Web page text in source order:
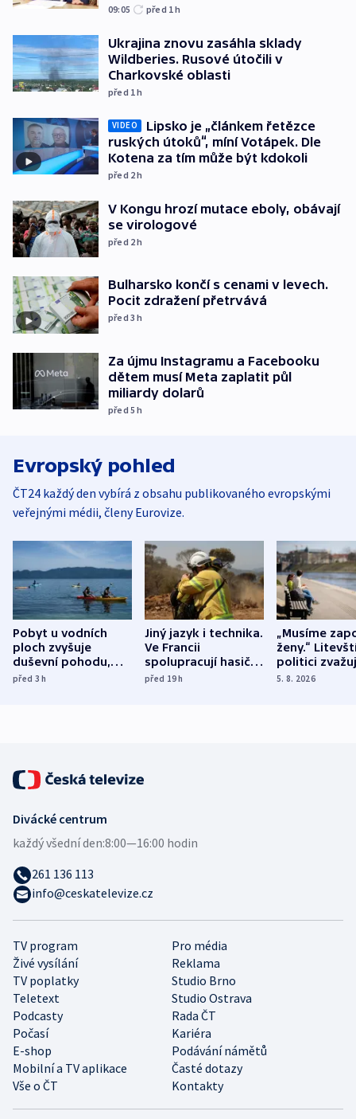
09:05 před 1h
Ukrajina znovu zasáhla sklady
Wildberies. Rusové útočili v
Charkovské oblasti
před 1h
VIDEO
Lipsko je „článkem řetězce
ruských útoků“, míní Votápek. Dle
Kotena za tím může být kdokoli
před 2h
V Kongu hrozí mutace eboly, obávají
se virologové
před 2h
Bulharsko končí s cenami v levech.
Pocit zdražení přetrvává
před 3h
Za újmu Instagramu a Facebooku
dětem musí Meta zaplatit půl
miliardy dolarů
před 5h
Evropský pohled
ČT24 každý den vybírá z obsahu publikovaného evropskými
veřejnými médii, členy Eurovize.
Pobyt u vodních
ploch zvyšuje
duševní pohodu,
ukázala
před 3h
Jiný jazyk i technika.
Ve Francii
spolupracují hasiči z
různých zemí
před 19h
„Musíme
ženy.“
politici
dohodu o
5. 8. 2026
TV program
Pro média
Živé vysílání
Reklama
TV poplatky
Studio Brno
Teletext
Studio Ostrava
Podcasty
Rada ČT
Počasí
Kariéra
E-shop
Podávání námětů
Mobilní a TV aplikace
Časté dotazy
Vše o ČT
Kontakty
Divácké centrum
každý všední den:8:00—16:00 hodin
261 136 113
info@ceskatelevize.cz